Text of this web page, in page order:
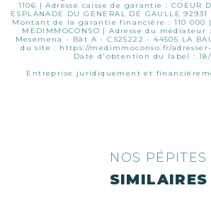
1106 | Adresse caisse de garantie : COEUR
ESPLANADE DU GENERAL DE GAULLE
Montant de la garantie financière : 110 000
MEDIMMOCONSO | Adresse du médiateur
Mesemena - Bât A - CS25222 - 44505 LA
du site : https://medimmoconso.fr/
Date d'obtention du label : 18/
Entreprise juridiquement et
NOS PÉPITES
SIMILAIRES